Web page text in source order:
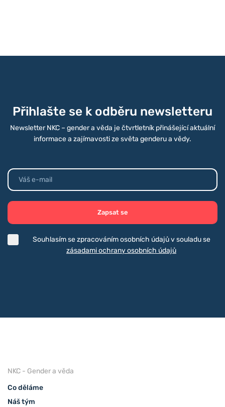
Přihlašte se k odběru newsletteru
Newsletter NKC – gender a věda je čtvrtletník přinášející aktuální
informace a zajímavosti ze světa genderu a vědy.
Zapsat se
Souhlasím se zpracováním osobních údajů v souladu se
zásadami ochrany osobních údajů
NKC - Gender a věda
Co děláme
Náš tým